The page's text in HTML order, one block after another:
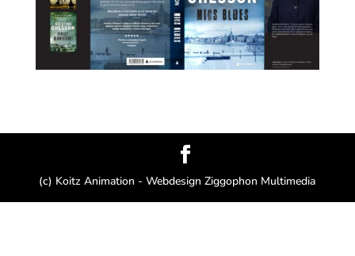
(c) Koitz Animation - Webdesign Ziggophon Multimedia